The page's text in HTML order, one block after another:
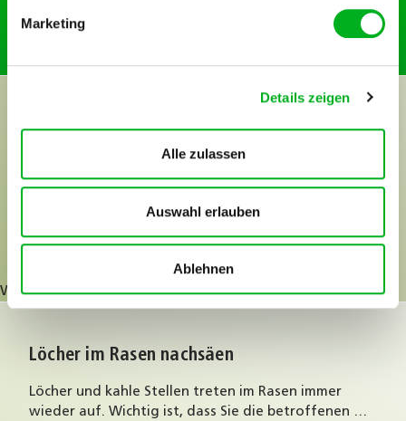
Marketing
Details zeigen
Alle zulassen
Auswahl erlauben
Ablehnen
Weiter
Manna Rasendünger Premium
versorgen Sie Ihren Rasen mit Nährstoffen für die
Weiter
Weiter
Löcher im Rasen nachsäen
Löcher und kahle Stellen treten im Rasen immer
wieder auf. Wichtig ist, dass Sie die betroffenen …